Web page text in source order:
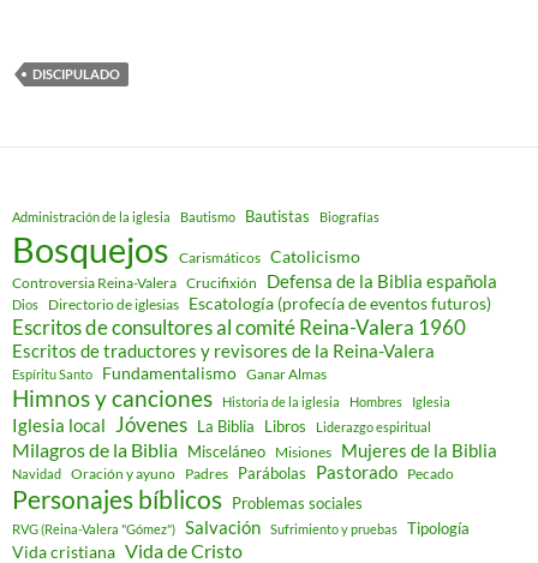
DISCIPULADO
Administración de la iglesia Bautismo Bautistas Biografías
Bosquejos Carismáticos Catolicismo
Controversia Reina-Valera Crucifixión Defensa de la Biblia española
Dios Directorio de iglesias Escatología (profecía de eventos futuros)
Escritos de consultores al comité Reina-Valera 1960
Escritos de traductores y revisores de la Reina-Valera
Espíritu Santo Fundamentalismo Ganar Almas
Himnos y canciones Historia de la iglesia Hombres Iglesia
Iglesia local Jóvenes La Biblia Libros Liderazgo espiritual
Milagros de la Biblia Misceláneo Misiones Mujeres de la Biblia
Navidad Oración y ayuno Padres Parábolas Pastorado Pecado
Personajes bíblicos Problemas sociales
RVG (Reina-Valera "Gómez") Salvación Sufrimiento y pruebas Tipología
Vida cristiana Vida de Cristo